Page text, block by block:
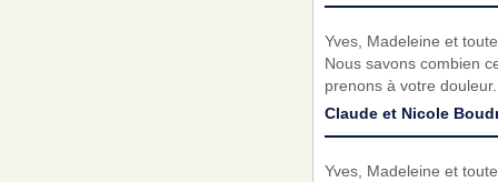
Yves, Madeleine et
Nous savons combien
prenons à votre douleur.
Claude et Nicole
Yves, Madeleine et